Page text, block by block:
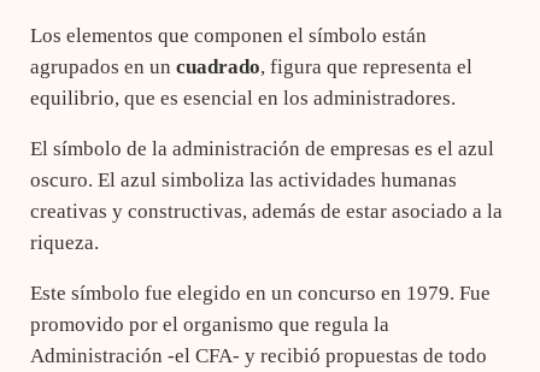
Los elementos que componen el símbolo están
agrupados en un cuadrado, figura que representa el
equilibrio, que es esencial en los administradores.
El símbolo de la administración de empresas es el azul
oscuro. El azul simboliza las actividades humanas
creativas y constructivas, además de estar asociado a la
riqueza.
Este símbolo fue elegido en un concurso en 1979. Fue
promovido por el organismo que regula la
Administración -el CFA- y recibió propuestas de todo